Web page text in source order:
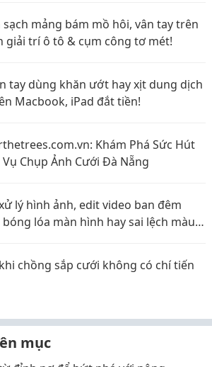
mảng bám mồ hôi, vân tay trên
giải trí ô tô & cụm công tơ mét!
tay dùng khăn ướt hay xịt dung dịch
Macbook, iPad đắt tiền!
Khám Phá Sức Hút
Vụ Chụp Ảnh Cưới Đà Nẵng
lý hình ảnh, edit video ban đêm
lóa màn hình hay sai lệch màu
chồng sắp cưới không có chí tiến
mục